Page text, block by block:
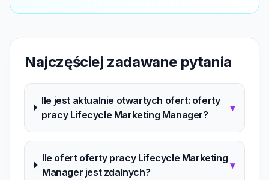
Najczęściej zadawane pytania
Ile jest aktualnie otwartych ofert: oferty
pracy Lifecycle Marketing Manager?
▾
Ile ofert oferty pracy Lifecycle Marketing
Manager jest zdalnych?
▾